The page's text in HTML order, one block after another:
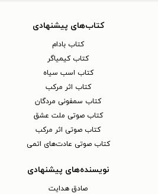
کتاب‌های پیشنهادی
کتاب بادام
کتاب کیمیاگر
کتاب اسب سیاه
کتاب اثر مرکب
کتاب سمفونی مردگان
کتاب صوتی ملت عشق
کتاب صوتی اثر مرکب
کتاب صوتی عادت‌های اتمی
نویسنده‌های پیشنهادی
صادق هدایت